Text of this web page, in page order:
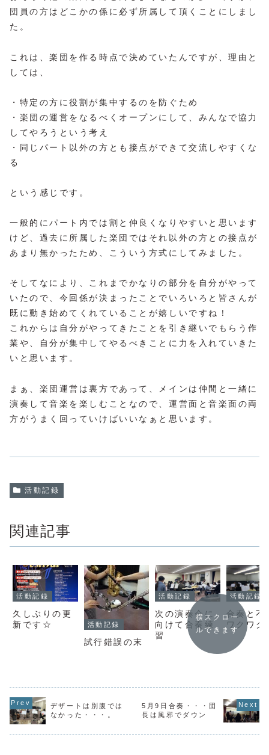
団員の方はどこかの係に必ず所属して頂くことにしまし
た。
これは、楽団を作る時点で決めていたんですが、理由と
しては、
・特定の方に役割が集中するのを防ぐため
・楽団の運営をなるべくオープンにして、みんなで協力
してやろうという考え
・同じパート以外の方とも接点ができて交流しやすくな
る
という感じです。
一般的にパート内では割と仲良くなりやすいと思います
けど、過去に所属した楽団ではそれ以外の方との接点が
あまり無かったため、こういう方式にしてみました。
そしてなにより、これまでかなりの部分を自分がやって
いたので、今回係が決まったことでいろいろと皆さんが
既に動き始めてくれていることが嬉しいですね！
これからは自分がやってきたことを引き継いでもらう作
業や、自分が集中してやるべきことに力を入れていきた
いと思います。
まぁ、楽団運営は裏方であって、メインは仲間と一緒に
演奏して音楽を楽しむことなので、運営面と音楽面の両
方がうまく回っていけばいいなぁと思います。
活動記録
関連記事
活動記録
久しぶりの更
新です☆
活動記録
試行錯誤の末
活動記録
次の演奏会に
向けて合奏練
習
活動記録
合奏と不
ワクワク
横スクロー
ルできます
デザートは別腹では
なかった・・・。
5月9日合奏・・・団
長は風邪でダウン